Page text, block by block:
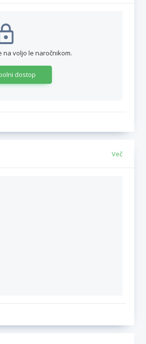
na voljo le naročnikom.
dostop
Več